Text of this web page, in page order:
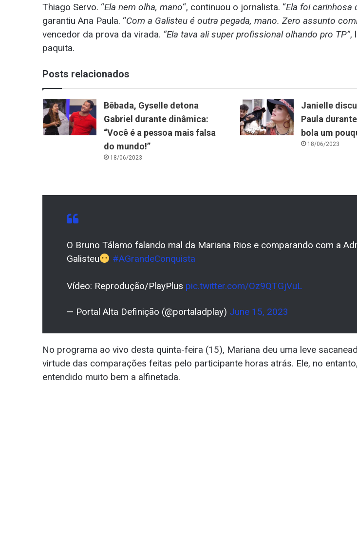
Thiago Servo. “Ela nem olha, mano“, continuou o jornalista. “Ela foi carinhosa
garantiu Ana Paula. “Com a Galisteu é outra pegada, mano. Zero assunto
vencedor da prova da virada. “Ela tava ali super profissional olhando pro TP”,
paquita.
Posts relacionados
Bêbada, Gyselle detona
Gabriel durante dinâmica:
“Você é a pessoa mais falsa
do mundo!”
18/06/2023
Janielle
Paula
bola um
18/06/2023
O Bruno Tálamo falando mal da Mariana Rios e comparando com a
Galisteu
#AGrandeConquista
Vídeo: Reprodução/PlayPlus pic.twitter.com/Oz9QTGjVuL
— Portal Alta Definição (@portaladplay) June 15, 2023
No programa ao vivo desta quinta-feira (15), Mariana deu uma leve
virtude das comparações feitas pelo participante horas atrás. Ele, no
entendido muito bem a alfinetada.